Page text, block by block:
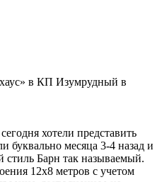
в КП Изумрудный в
хотели представить
буквально месяца 3-4 назад и
Барн так называемый.
12х8 метров с учетом